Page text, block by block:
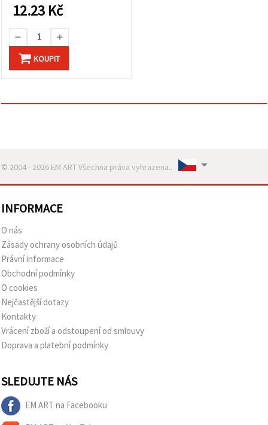
12.23 Kč
KOUPIT
© 2004 - 2026 EM ART Všechna práva vyhrazena..
INFORMACE
O nás
Zásady ochrany osobních údajů
Právní informace
Obchodní podmínky
O cookies
Nejčastější dotazy
Kontakty
Vrácení zboží a odstoupení od smlouvy
Doprava a platební podmínky
SLEDUJTE NÁS
EM ART na Facebooku